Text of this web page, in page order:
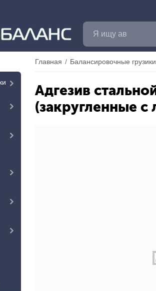
Главная / Балансировочные грузики
Адгезив
(закругленные с